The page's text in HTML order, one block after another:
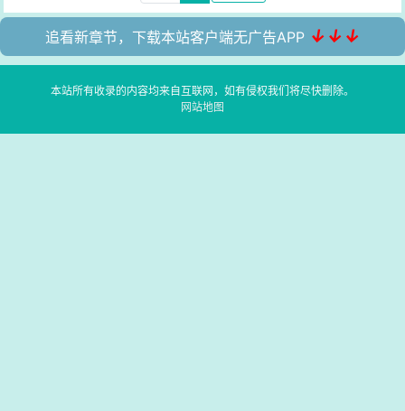
追看新章节，下载本站客户端无广告APP ↓↓↓
本站所有收录的内容均来自互联网，如有侵权我们将尽快删除。
网站地图